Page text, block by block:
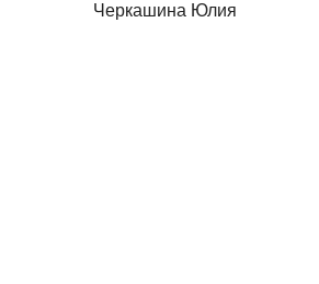
Черкашина Юлия